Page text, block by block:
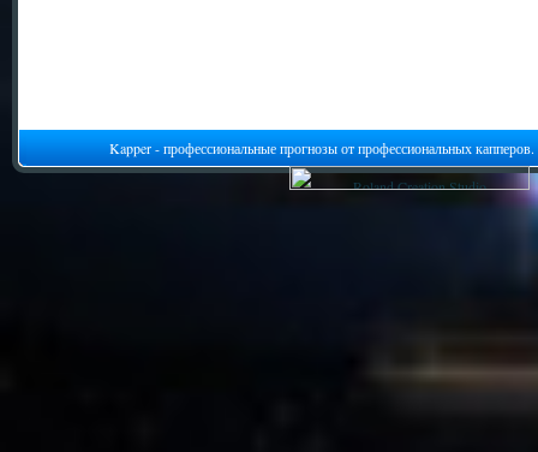
Kapper - профессиональные прогнозы от профессиональных